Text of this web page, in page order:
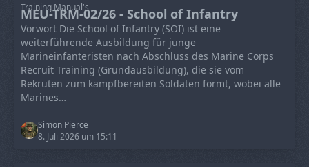
Training Manual's
MEU-TRM-02/26 - School of Infantry
Vorwort Die School of Infantry (SOI) ist eine
weiterführende Ausbildung für junge
Marineinfanteristen nach Abschluss des Marine Corps
Recruit Training (Grundausbildung), die sie vom
Rekruten zum kampfbereiten Soldaten formt, wobei alle
Marines…
Simon Pierce
8. Juli 2026 um 15:11